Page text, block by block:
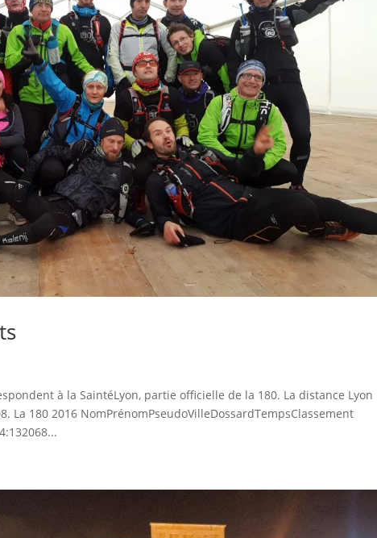
à la SaintéLyon, partie officielle de la 180. La distance Lyon
La 180 2016 NomPrénomPseudoVilleDossardTempsClassement